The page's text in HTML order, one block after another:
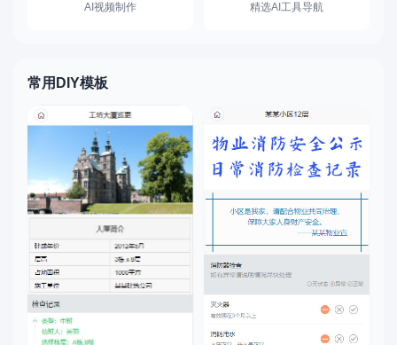
AI视频制作 精选AI工具导航
常用DIY模板